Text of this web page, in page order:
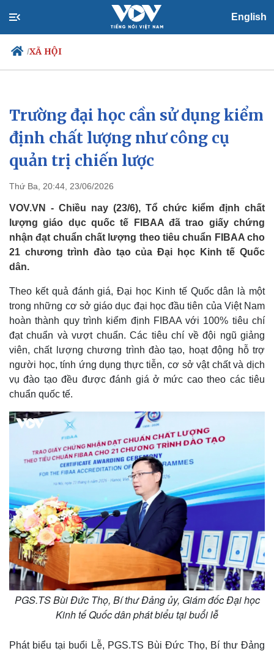
English
/XÃ HỘI
Chính trị
Đảng
Tổ chức nhân sự
Quốc hội
Nhận diện sự thật
Xã hội
Tin 24h
Dự báo thời tiết
Giáo dục
Trường đại học cần sử dụng kiểm
định chất lượng như công cụ
quản trị chiến lược
Thứ Ba, 20:44, 23/06/2026
VOV.VN - Chiều nay (23/6), Tổ chức kiểm định chất
lượng giáo dục quốc tế FIBAA đã trao giấy chứng
nhận đạt chuẩn chất lượng theo tiêu chuẩn FIBAA cho
21 chương trình đào tạo của Đại học Kinh tế Quốc
dân.
Theo kết quả đánh giá, Đại học Kinh tế Quốc dân là một
trong những cơ sở giáo dục đại học đầu tiên của Việt Nam
hoàn thành quy trình kiểm định FIBAA với 100% tiêu chí
đạt chuẩn và vượt chuẩn. Các tiêu chí về đội ngũ giảng
viên, chất lượng chương trình đào tạo, hoạt động hỗ trợ
người học, tính ứng dụng thực tiễn, cơ sở vật chất và dịch
vụ đào tạo đều được đánh giá ở mức cao theo các tiêu
chuẩn quốc tế.
PGS.TS Bùi Đức Thọ, Bí thư Đảng ủy, Giám đốc Đại học
Kinh tế Quốc dân phát biểu tại buổi lễ
Phát biểu tại buổi Lễ, PGS.TS Bùi Đức Thọ, Bí thư Đảng